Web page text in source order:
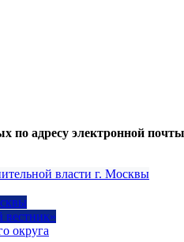
по адресу электронной